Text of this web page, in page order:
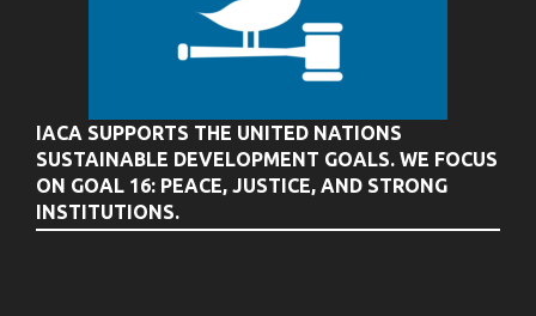
IACA SUPPORTS THE UNITED NATIONS
SUSTAINABLE DEVELOPMENT GOALS. WE FOCUS
ON GOAL 16: PEACE, JUSTICE, AND STRONG
INSTITUTIONS.